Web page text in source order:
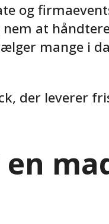
og
at
mange i
der leverer